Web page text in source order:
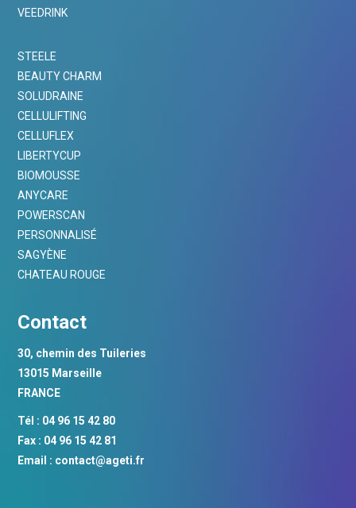
VEEDRINK
STEELE
BEAUTY CHARM
SOLUDRAINE
CELLULIFTING
CELLUFLEX
LIBERTYCUP
BIOMOUSSE
ANYCARE
POWERSCAN
PERSONNALISÉ
SAGYÈNE
CHATEAU ROUGE
Contact
30, chemin des Tuileries
13015 Marseille
FRANCE
Tél : 04 96 15 42 80
Fax : 04 96 15 42 81
Email : contact@ageti.fr